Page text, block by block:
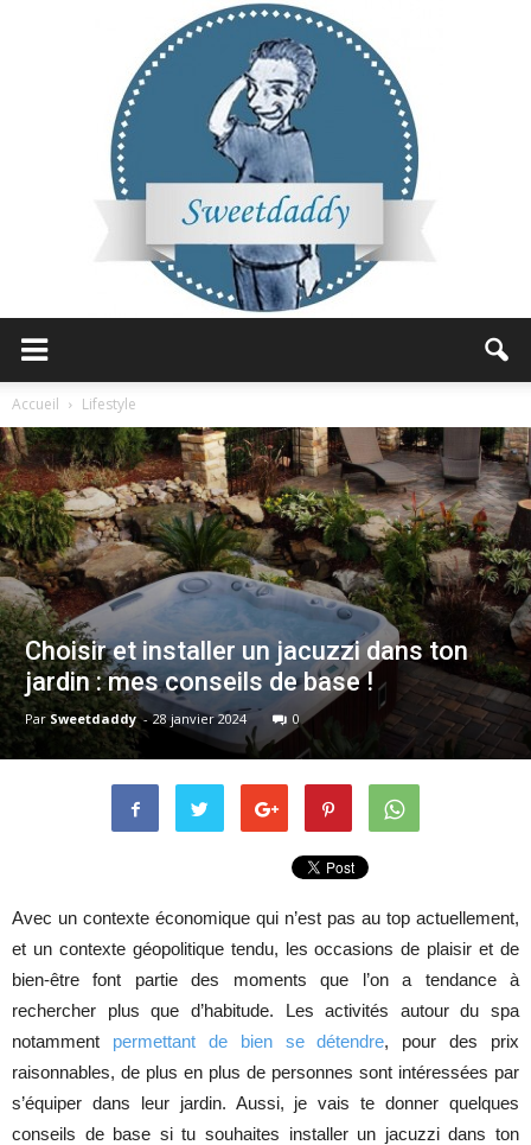
Accueil Lifestyle
Choisir et installer un jacuzzi dans ton
jardin : mes conseils de base !
ParSweetdaddy - 28 janvier 2024 0
Avec un contexte économique qui n’est pas au top actuellement,
et un contexte géopolitique tendu, les occasions de plaisir et de
bien-être font partie des moments que l’on a tendance à
rechercher plus que d’habitude. Les activités autour du spa
notamment permettant de bien se détendre, pour des prix
raisonnables, de plus en plus de personnes sont intéressées par
s’équiper dans leur jardin. Aussi, je vais te donner quelques
conseils de base si tu souhaites installer un jacuzzi dans ton